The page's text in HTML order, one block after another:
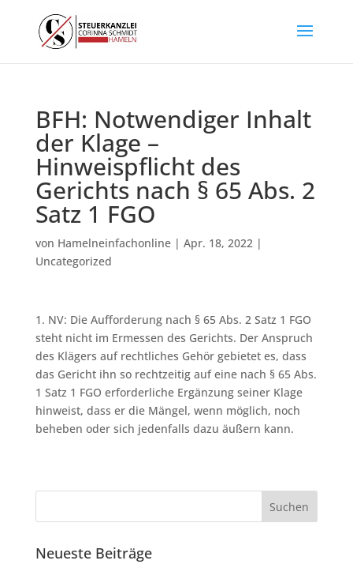
BFH: Notwendiger Inhalt
der Klage –
Hinweispflicht des
Gerichts nach § 65 Abs. 2
Satz 1 FGO
von Hamelneinfachonline| Apr. 18, 2022|
Uncategorized
1. NV: Die Aufforderung nach § 65 Abs. 2 Satz 1 FGO
steht nicht im Ermessen des Gerichts. Der Anspruch
des Klägers auf rechtliches Gehör gebietet es, dass
das Gericht ihn so rechtzeitig auf eine nach § 65 Abs.
1 Satz 1 FGO erforderliche Ergänzung seiner Klage
hinweist, dass er die Mängel, wenn möglich, noch
beheben oder sich jedenfalls dazu äußern kann.
Neueste Beiträge